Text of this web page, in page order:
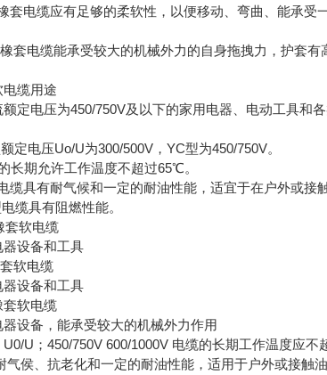
套电缆应有足够的柔软性，以便移动、弯曲、能承
套电缆能承受较大的机械外力的自身拖拽力，护套
缆用途
定电压为450/750V及以下的家用电器、电动工具和各
电压Uo/U为300/500V，YC型为450/750V。
期允许工作温度不超过65℃。
具有耐气候和一定的耐油性能，适宜于在户外或接触
具有阻燃性能。
套软电缆
器设备和工具
软电缆
器设备和工具
软电缆
器设备，能承受较大的机械外力作用
U；450/750V 600/1000V 电缆的长期工作温度应不
气侯、抗老化和一定的耐油性能，适用于户外或接触油